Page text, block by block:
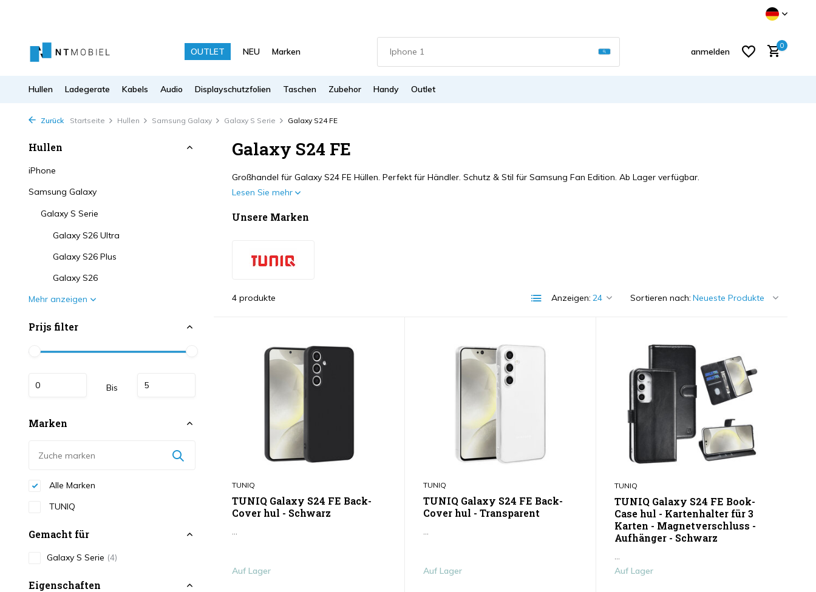
OUTLET NEU Marken
Verwende die Pfeile nach oben und unten, um
anmelden
0
Hullen Ladegerate Kabels Audio Displayschutzfolien Taschen Zubehor Handy Outlet
Zurück Startseite Hullen Samsung Galaxy Galaxy S Serie Galaxy S24 FE
Hullen
iPhone
Samsung Galaxy
Galaxy S Serie
Galaxy S26 Ultra
Galaxy S26 Plus
Galaxy S26
Mehr anzeigen
Prijs filter
Bis
Marken
Alle Marken
TUNIQ
Gemacht für
Galaxy S Serie (4)
Eigenschaften
Galaxy S24 FE
Großhandel für Galaxy S24 FE Hüllen. Perfekt für Händler. Schutz & Stil für Samsung Fan Edition. Ab Lager verfügbar.
Lesen Sie mehr
Unsere Marken
4 produkte Anzeigen: Sortieren nach:
TUNIQ
TUNIQ Galaxy S24 FE Back-
Cover hul - Schwarz
...
Auf Lager
TUNIQ
TUNIQ Galaxy S24 FE Back-
Cover hul - Transparent
...
Auf Lager
TUNIQ
TUNIQ Galaxy S24 FE Book-
Case hul - Kartenhalter für 3
Karten - Magnetverschluss -
Aufhänger - Schwarz
...
Auf Lager